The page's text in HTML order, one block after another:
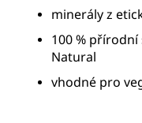
minerályz
100 % přírodní
Natural
vhodné pro